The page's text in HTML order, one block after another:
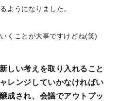
ようになりました。
くことが大事ですけどね(笑)
しい考えを取り入れること
レンジしていかなければい
成され、会議でアウトプッ